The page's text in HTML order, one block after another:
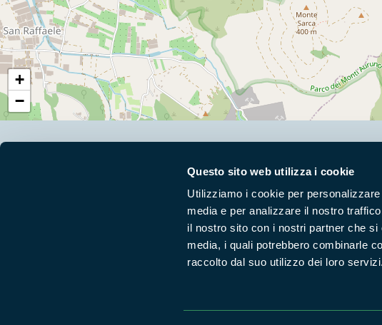
Questo sito web utilizza i cookie
Utilizziamo i cookie per
media e per analizzare il nostro
il nostro sito con i nostri partner che
media, i quali potrebbero combinarle
raccolto dal suo utilizzo dei loro servizi.
+
−